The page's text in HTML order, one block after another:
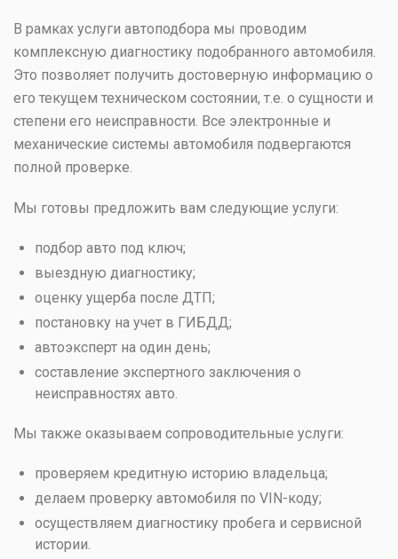
В рамках услуги автоподбора мы проводим
комплексную диагностику подобранного автомобиля.
Это позволяет получить достоверную информацию о
его текущем техническом состоянии, т.е. о сущности и
степени его неисправности. Все электронные и
механические системы автомобиля подвергаются
полной проверке.
Мы готовы предложить вам следующие услуги:
подбор авто под ключ;
выездную диагностику;
оценку ущерба после ДТП;
постановку на учет в ГИБДД;
автоэксперт на один день;
составление экспертного заключения о
неисправностях авто.
Мы также оказываем сопроводительные услуги:
проверяем кредитную историю владельца;
делаем проверку автомобиля по VIN-коду;
осуществляем диагностику пробега и сервисной
истории.